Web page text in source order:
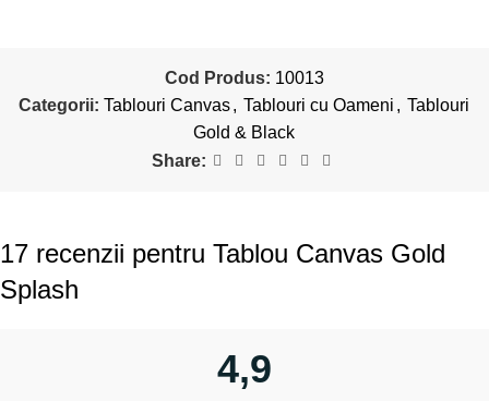
Cod Produs: 10013
Categorii: Tablouri Canvas, Tablouri cu Oameni , Tablouri
Gold & Black
Share:
17 recenzii pentru Tablou Canvas Gold
Splash
4,9